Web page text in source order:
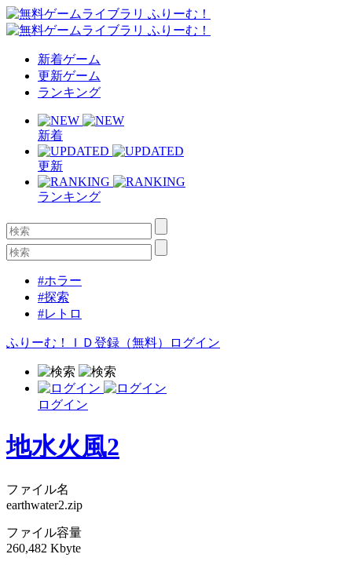
新着ゲーム
更新ゲーム
ランキング
新着
更新
ランキング
#ホラー
#探索
#レトロ
ふりーむ！ＩＤ登録（無料） ログイン
ログイン
地水火風2
ファイル名
earthwater2.zip
ファイル容量
260,482 Kbyte